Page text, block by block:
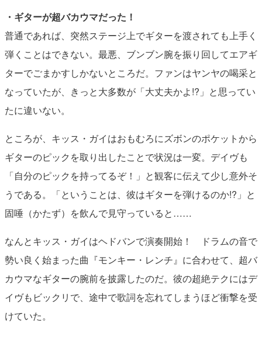
・ギターが超バカウマだった！
普通であれば、突然ステージ上でギターを渡されても上手く
弾くことはできない。最悪、ブンブン腕を振り回してエアギ
ターでごまかすしかないところだ。ファンはヤンヤの喝采と
なっていたが、きっと大多数が「大丈夫かよ!?」と思ってい
たに違いない。
ところが、キッス・ガイはおもむろにズボンのポケットから
ギターのピックを取り出したことで状況は一変。デイヴも
「自分のピックを持ってるぞ！」と観客に伝えて少し意外そ
うである。「ということは、彼はギターを弾けるのか!?」と
固唾（かたず）を飲んで見守っていると……
なんとキッス・ガイはヘドバンで演奏開始！ ドラムの音で
勢い良く始まった曲『モンキー・レンチ』に合わせて、超バ
カウマなギターの腕前を披露したのだ。彼の超絶テクにはデ
イヴもビックリで、途中で歌詞を忘れてしまうほど衝撃を受
けていた。